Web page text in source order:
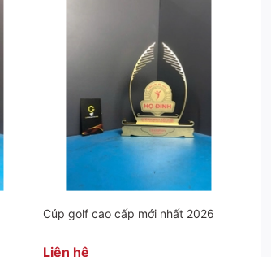
Cúp golf cao cấp mới nhất 2026
Liên hệ